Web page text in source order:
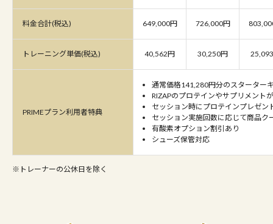
料金合計(税込) 649,000円 726,000円
トレーニング単価(税込) 40,562円 30,250円
PRIMEプラン利用者特典
通常価格141,280円分のスターター
RIZAPのプロテインやサプリメント
セッション時にプロテインプレゼン
セッション実施回数に応じて商品ク
有酸素オプション割引あり
シューズ保管対応
トレーナーの公休日を除く